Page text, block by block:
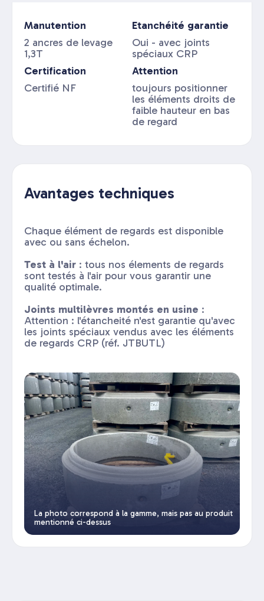
Manutention
2 ancres de levage
1,3T
Etanchéité garantie
Oui - avec joints
spéciaux CRP
Certification
Certifié NF
Attention
toujours positionner
les éléments droits de
faible hauteur en bas
de regard
Avantages techniques
Chaque élément de regards est disponible
avec ou sans échelon.
Test à l'air : tous nos élements de regards
sont testés à l'air pour vous garantir une
qualité optimale.
Joints multilèvres montés en usine :
Attention : l'étancheité n'est garantie qu'avec
les joints spéciaux vendus avec les éléments
de regards CRP (réf. JTBUTL)
La photo correspond à la gamme, mais pas au produit
mentionné ci-dessus